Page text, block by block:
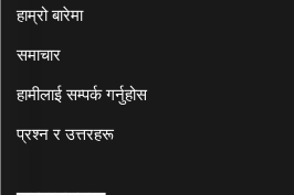
हाम्रो बारेमा
समाचार
हामीलाई सम्पर्क गर्नुहोस
प्रश्न र उत्तरहरू